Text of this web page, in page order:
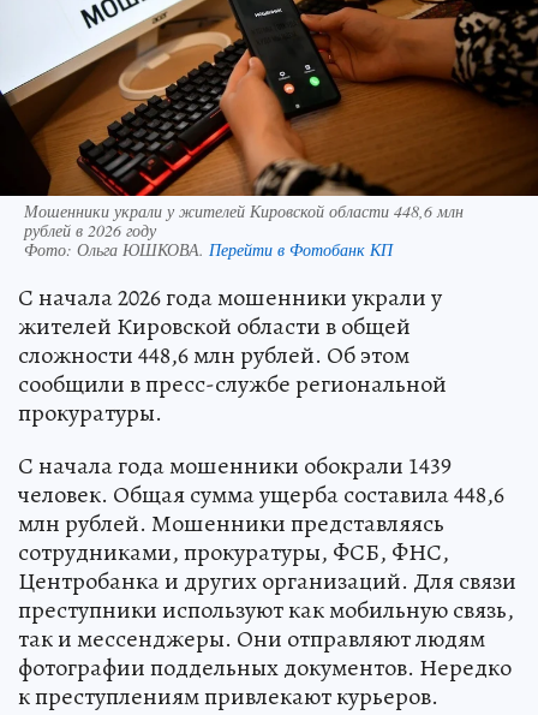
Мошенники украли у жителей Кировской области 448,6 млн
рублей в 2026 году
Фото: Ольга ЮШКОВА. Перейти в Фотобанк КП
С начала 2026 года мошенники украли у
жителей Кировской области в общей
сложности 448,6 млн рублей. Об этом
сообщили в пресс-службе региональной
прокуратуры.
С начала года мошенники обокрали 1439
человек. Общая сумма ущерба составила 448,6
млн рублей. Мошенники представляясь
сотрудниками, прокуратуры, ФСБ, ФНС,
Центробанка и других организаций. Для связи
преступники используют как мобильную связь,
так и мессенджеры. Они отправляют людям
фотографии поддельных документов. Нередко
к преступлениям привлекают курьеров.